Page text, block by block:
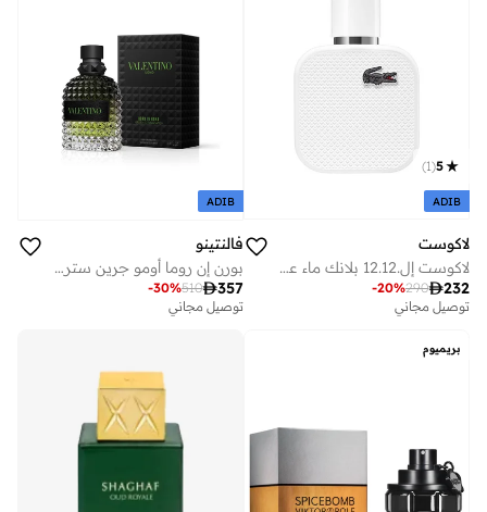
5
(
1
)
ADIB
لاكوست
لاكوست إل.12.12 بلانك ماء عطر، 50 مل
232
290
-20%
توصيل مجاني
ADIB
فالنتينو
بورن إن روما أومو جرين سترافاجانزا - ١٠٠ مل
357
510
-30%
توصيل مجاني
بريميوم